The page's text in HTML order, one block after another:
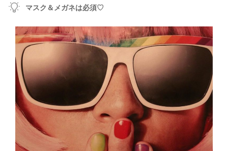
マスク＆メガネは必須♡